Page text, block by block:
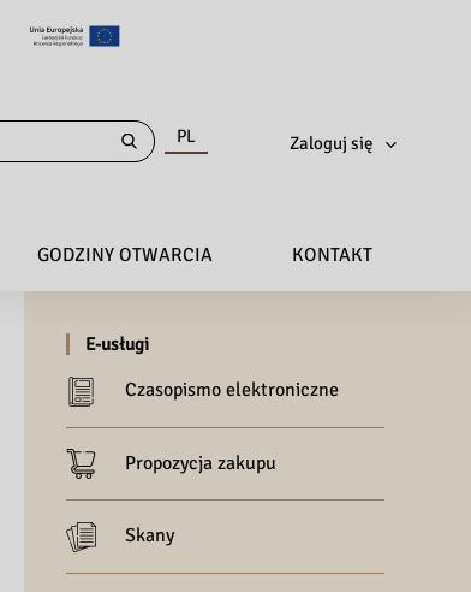
PL Zaloguj się
GODZINY OTWARCIA KONTAKT
E-usługi
Czasopismo elektroniczne
Propozycja zakupu
Skany